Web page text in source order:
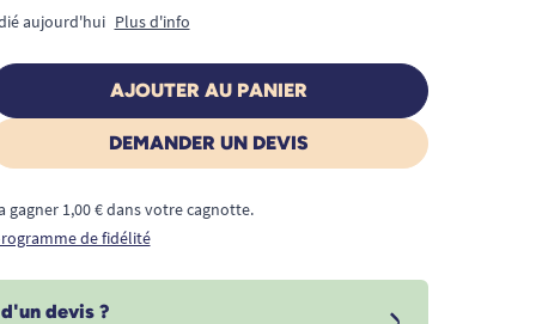
aujourd'hui Plus d'info
AJOUTER AU PANIER
DEMANDER UN DEVIS
gagner 1,00 € dans votre cagnotte.
de fidélité
devis ?